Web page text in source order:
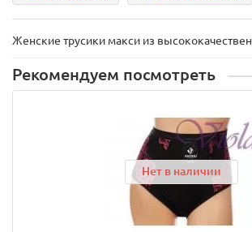
Женские трусики макси из
Рекомендуем посмотреть
Нет в наличии